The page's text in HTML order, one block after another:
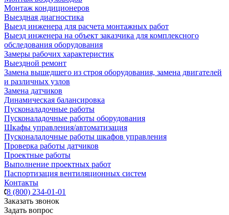
Монтаж кондиционеров
Выездная диагностика
Выезд инженера для расчета монтажных работ
Выезд инженера на объект заказчика для комплексного
обследования оборудования
Замеры рабочих характеристик
Выездной ремонт
Замена вышедшего из строя оборудования, замена двигателей
и различных узлов
Замена датчиков
Динамическая балансировка
Пусконаладочные работы
Пусконаладочные работы оборудования
Шкафы управления/автоматизация
Пусконаладочные работы шкафов управления
Проверка работы датчиков
Проектные работы
Выполнение проектных работ
Паспортизация вентиляционных систем
Контакты
8 (800) 234-01-01
Заказать звонок
Задать вопрос